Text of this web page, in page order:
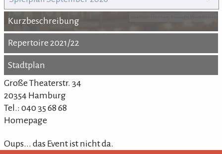
Kurzbeschreibung
Kurzbeschreibung
Repertoire 2021/22
Repertoire 2021/22
Stadtplan
Stadtplan
Große Theaterstr. 34
20354 Hamburg
Tel.: 040 35 68 68
Homepage
Oups... das Event ist nicht da.